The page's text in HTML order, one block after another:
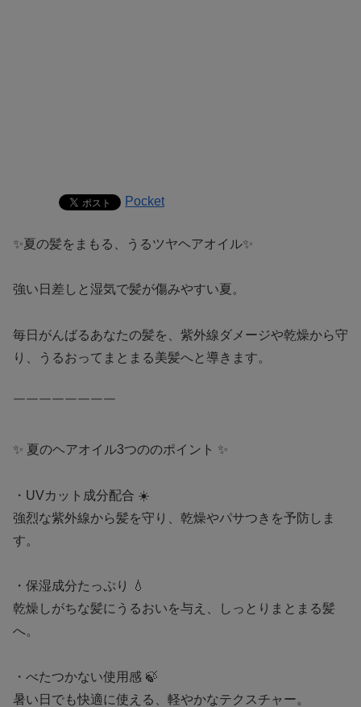
Pocket
✨夏の髪をまもる、うるツヤヘアオイル✨
強い日差しと湿気で髪が傷みやすい夏。
毎日がんばるあなたの髪を、紫外線ダメージや乾燥から守
り、うるおってまとまる美髪へと導きます。
￣￣￣￣￣￣￣￣
✨ 夏のヘアオイル3つののポイント ✨
・UVカット成分配合 ☀️
強烈な紫外線から髪を守り、乾燥やパサつきを予防しま
す。
・保湿成分たっぷり 💧
乾燥しがちな髪にうるおいを与え、しっとりまとまる髪
へ。
・べたつかない使用感 🍃
暑い日でも快適に使える、軽やかなテクスチャー。